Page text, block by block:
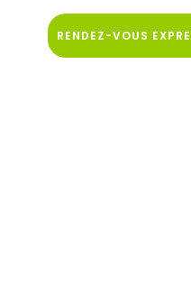
RENDEZ-VOUS